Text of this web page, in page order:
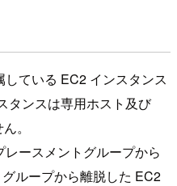
ている EC2 インスタンス
タンスは専用ホスト及び
。
ースメントグループから
ループから離脱した EC2